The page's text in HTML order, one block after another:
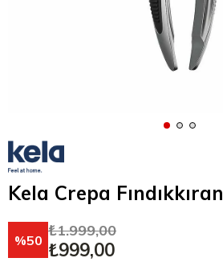
Kela Crepa Fındıkkıran
50
₺1.999,00
₺999,00